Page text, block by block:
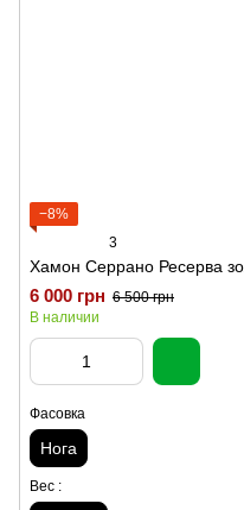
−8%
3
Хамон Серрано Ресерва
6 000 грн 6 500 грн
В наличии
Фасовка
Нога
Вес :